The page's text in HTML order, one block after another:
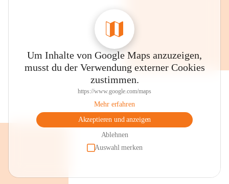
Um Inhalte von Google Maps anzuzeigen,
musst du der Verwendung externer Cookies
zustimmen.
https://www.google.com/maps
Mehr erfahren
Akzeptieren und anzeigen
Ablehnen
Auswahl merken